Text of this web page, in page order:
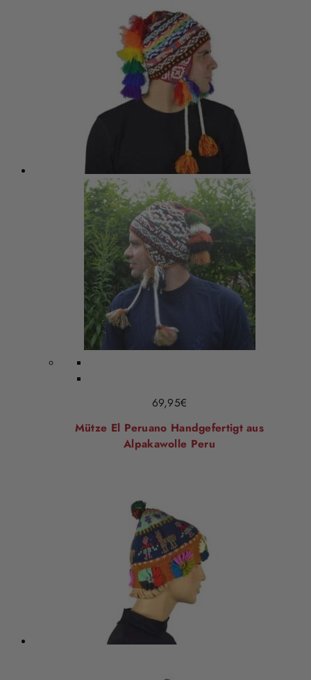
69,95€
Mütze El Peruano Handgefertigt aus
Alpakawolle Peru